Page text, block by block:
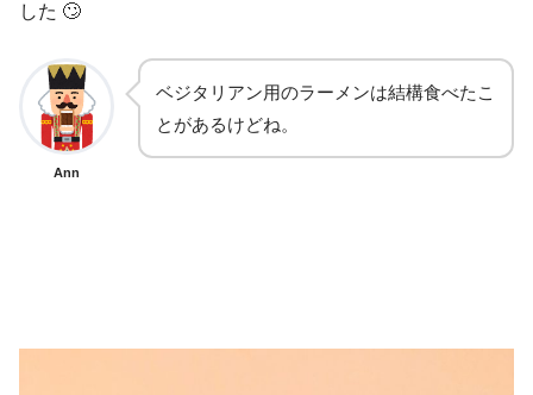
した 🙄
Ann
ベジタリアン用のラーメンは結構食べたこ
とがあるけどね。